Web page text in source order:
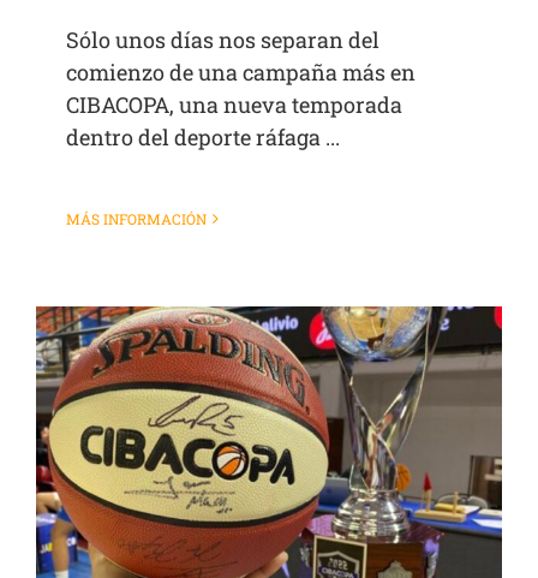
Sólo unos días nos separan del
comienzo de una campaña más en
CIBACOPA, una nueva temporada
dentro del deporte ráfaga ...
MÁS INFORMACIÓN